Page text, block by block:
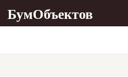
БумОбъектов